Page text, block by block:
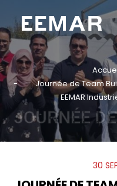
au
contenu
principalRechercher
GROUPE
NOS PRODUITS
CATALOGUES
Journée de Team Building En Plein Air Inoubliable Pour
EEMAR
JOURNÉE
30